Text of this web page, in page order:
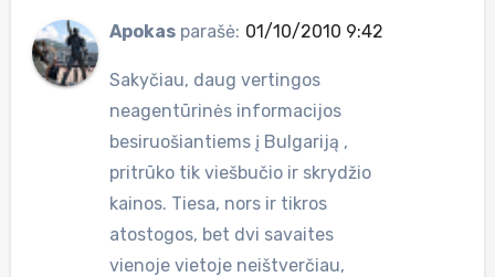
Apokas parašė: 01/10/2010 9:42
Sakyčiau, daug vertingos
neagentūrinės informacijos
besiruošiantiems į Bulgariją ,
pritrūko tik viešbučio ir skrydžio
kainos. Tiesa, nors ir tikros
atostogos, bet dvi savaites
vienoje vietoje neištverčiau,